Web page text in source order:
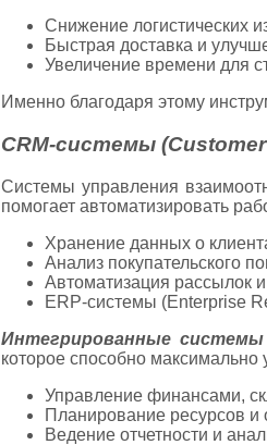
Снижение логистических
Быстрая доставка и
Увеличение времени для
Именно благодаря этому
CRM-системы
Системы управления
помогает автоматизировать
Хранение данных о
Анализ покупательского
Автоматизация рассылок
ERP-системы (Enterprise
Интегрированные системы
которое способно максимально
Управление финансами,
Планирование ресурсов и
Ведение отчетности и